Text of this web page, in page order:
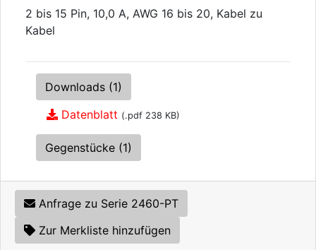
2 bis 15 Pin, 10,0 A, AWG 16 bis 20, Kabel zu
Kabel
Downloads (1)
Datenblatt (.pdf 238 KB)
Gegenstücke (1)
Anfrage zu Serie 2460-PT
Zur Merkliste hinzufügen